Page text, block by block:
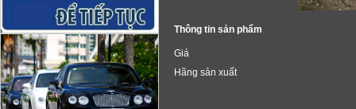
Thông tin sản phẩm
Giá
Hãng sản xuất